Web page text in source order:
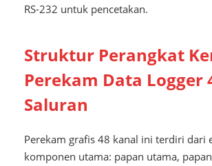
RS-232 untuk pencetakan.
Struktur Perangkat
Perekam Data Logger
Saluran
Perekam grafis 48 kanal ini terdiri dari
komponen utama: papan utama,